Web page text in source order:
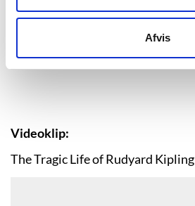
Afvis
Videoklip:
The Tragic Life of Rudyard Kipling